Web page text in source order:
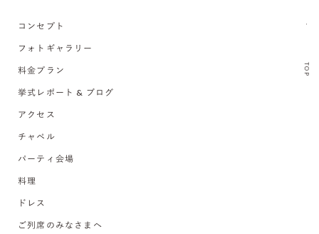
TOP
コンセプト
フォトギャラリー
料金プラン
挙式レポート & ブログ
アクセス
チャペル
パーティ会場
料理
ドレス
ご列席のみなさまへ